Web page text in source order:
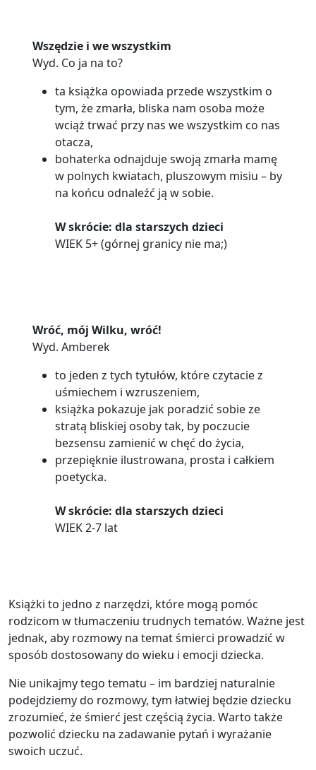
Wszędzie i we wszystkim
Wyd. Co ja na to?
ta książka opowiada przede wszystkim o
tym, że zmarła, bliska nam osoba może
wciąż trwać przy nas we wszystkim co nas
otacza,
bohaterka odnajduje swoją zmarła mamę
w polnych kwiatach, pluszowym misiu – by
na końcu odnaleźć ją w sobie.
W skrócie: dla starszych dzieci
WIEK 5+ (górnej granicy nie ma;)
Wróć, mój Wilku, wróć!
Wyd. Amberek
to jeden z tych tytułów, które czytacie z
uśmiechem i wzruszeniem,
książka pokazuje jak poradzić sobie ze
stratą bliskiej osoby tak, by poczucie
bezsensu zamienić w chęć do życia,
przepięknie ilustrowana, prosta i całkiem
poetycka.
W skrócie: dla starszych dzieci
WIEK 2-7 lat
Książki to jedno z narzędzi, które mogą pomóc
rodzicom w tłumaczeniu trudnych tematów. Ważne jest
jednak, aby rozmowy na temat śmierci prowadzić w
sposób dostosowany do wieku i emocji dziecka.
Nie unikajmy tego tematu – im bardziej naturalnie
podejdziemy do rozmowy, tym łatwiej będzie dziecku
zrozumieć, że śmierć jest częścią życia. Warto także
pozwolić dziecku na zadawanie pytań i wyrażanie
swoich uczuć.